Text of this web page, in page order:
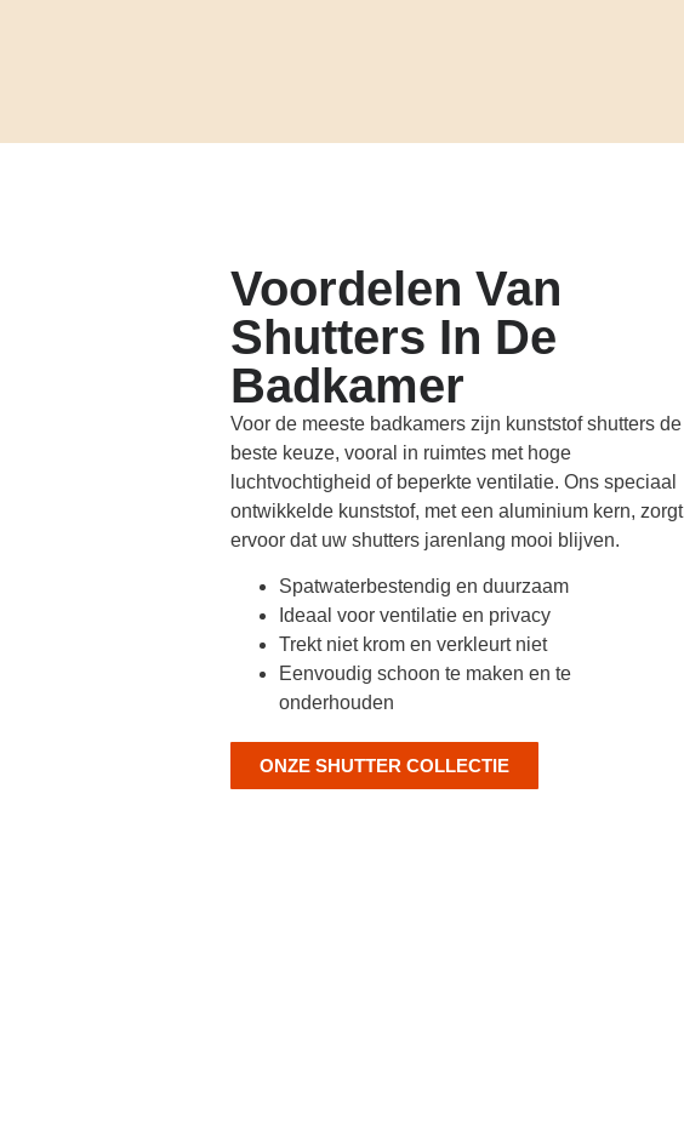
Voordelen Van
Shutters In De
Badkamer
Voor de meeste badkamers zijn kunststof shutters de
beste keuze, vooral in ruimtes met hoge
luchtvochtigheid of beperkte ventilatie. Ons speciaal
ontwikkelde kunststof, met een aluminium kern, zorgt
ervoor dat uw shutters jarenlang mooi blijven.
Spatwaterbestendig en duurzaam
Ideaal voor ventilatie en privacy
Trekt niet krom en verkleurt niet
Eenvoudig schoon te maken en te
onderhouden
ONZE SHUTTER COLLECTIE